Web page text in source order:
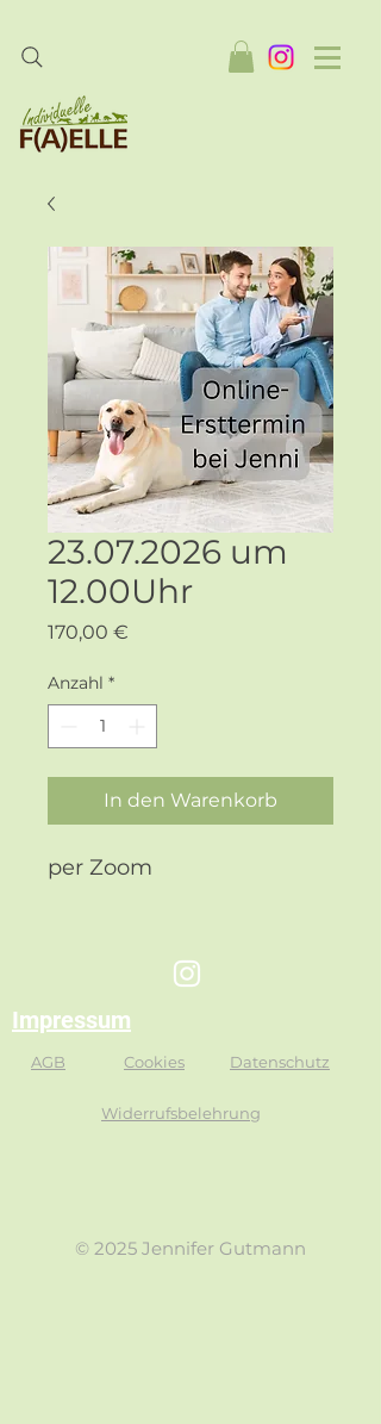
23.07.2026 um
12.00Uhr
170,00 €
Anzahl *
In den Warenkorb
per Zoom
Impressum
AGB Cookies Datenschutz
Widerrufsbelehrung
© 2025 Jennifer Gutmann